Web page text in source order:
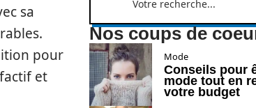
sa
pour
et
Nos coups de
Mode
Conseils pour
mode tout en
votre budget